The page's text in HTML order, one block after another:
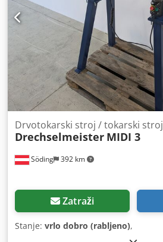
Söding 392 km
Drvotokarski stroj / tokarski stroj
Drechselmeister MIDI 3
Zatraži
Stanje: vrlo dobro (rabljeno),